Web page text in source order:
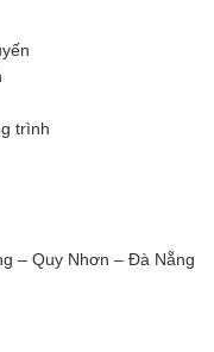
trình
– Quy Nhơn – Đà Nẵng